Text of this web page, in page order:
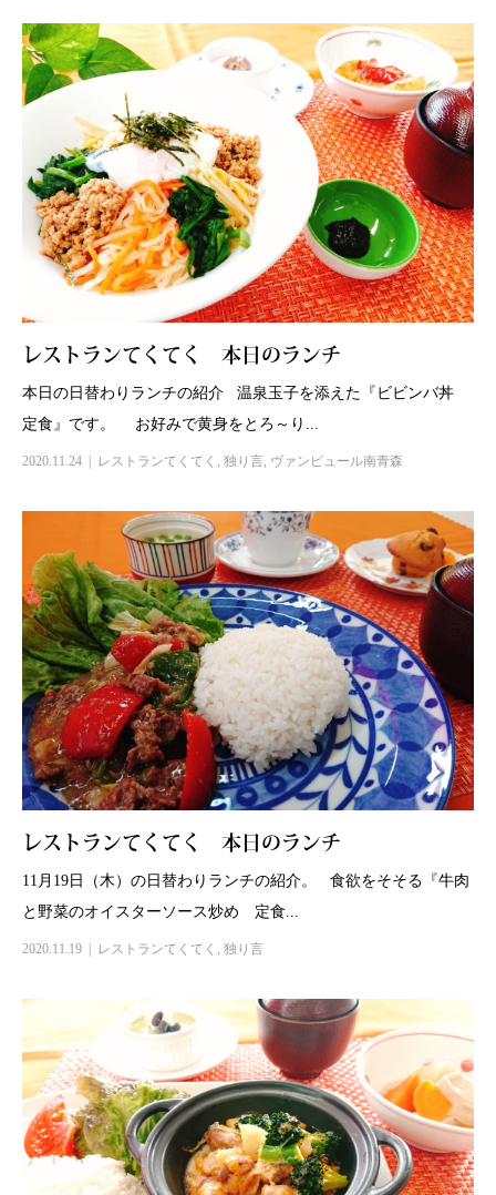
レストランてくてく 本日のランチ
本日の日替わりランチの紹介 温泉玉子を添えた『ビビンバ丼
定食』です。 お好みで黄身をとろ～り...
2020.11.24 レストランてくてく 独り言 ヴァンピュール南青森
レストランてくてく 本日のランチ
11月19日（木）の日替わりランチの紹介。 食欲をそそる『牛肉
と野菜のオイスターソース炒め 定食...
2020.11.19 レストランてくてく , 独り言